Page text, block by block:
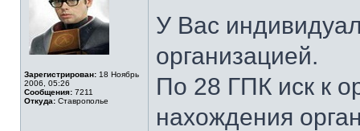
Зарегистрирован: 18 Ноябрь
2006, 05:26
Сообщения: 7211
Откуда: Ставрополье
У Вас
организацией.
По 28 ГПК иск к
нахождения